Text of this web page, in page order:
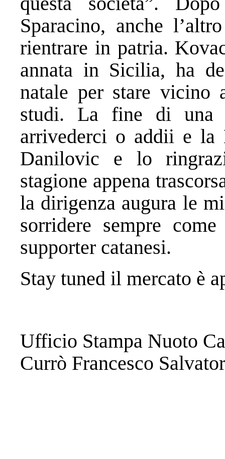
Sparacino, anche
rientrare in patria.
annata in Sicilia, ha
natale per stare vicino
studi. La fine di una
arrivederci o addii e la
Danilovic e lo
stagione appena
la dirigenza augura le
sorridere sempre
supporter catanesi.
Stay tuned il mercato è
Ufficio Stampa Nuoto
Currò Francesco